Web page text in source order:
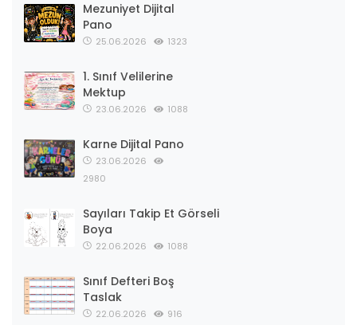
Mezuniyet Dijital
Pano
25.06.2026 1323
1. Sınıf Velilerine
Mektup
23.06.2026 1088
Karne Dijital Pano
23.06.2026
2980
Sayıları Takip Et Görseli
Boya
22.06.2026 1088
Sınıf Defteri Boş
Taslak
22.06.2026 916